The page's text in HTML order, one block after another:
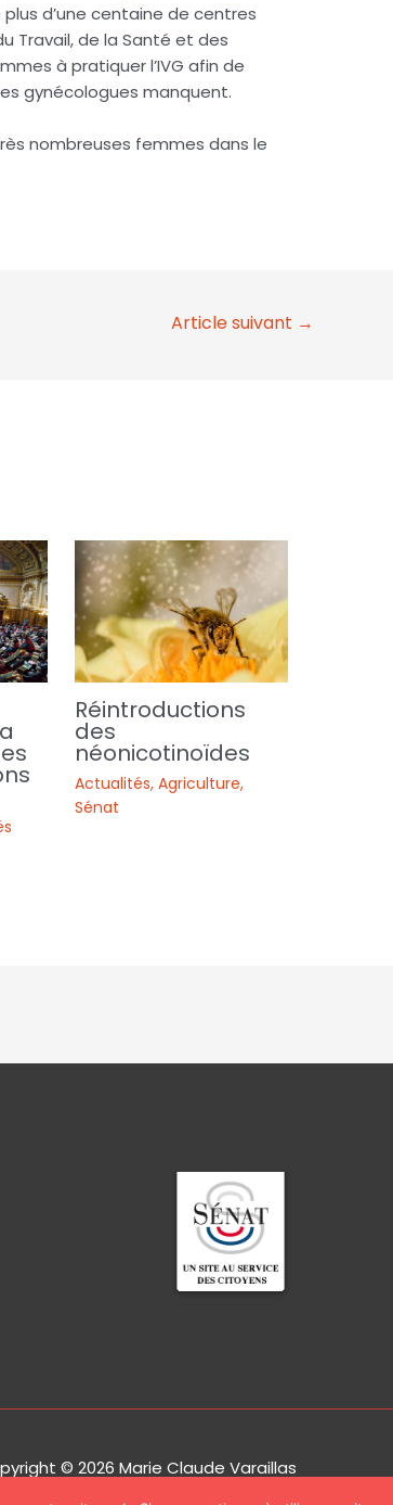
d’une centaine de centres
Travail, de la Santé et des
à pratiquer l’IVG afin de
gynécologues manquent.
nombreuses femmes dans le
Article suivant →
Réintroductions
des
néonicotinoïdes
Actualités,Agriculture,
Sénat
© 2026 Marie Claude Varaillas